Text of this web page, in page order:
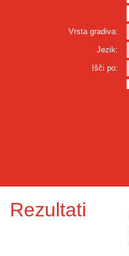
Vrsta gradiva:
Jezik:
Išči po:
Rezultati